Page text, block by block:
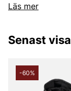
Läs mer
Weather Report
rötter i den
Grundarnas
kunde möta
samtidigt som
Senast
-60%